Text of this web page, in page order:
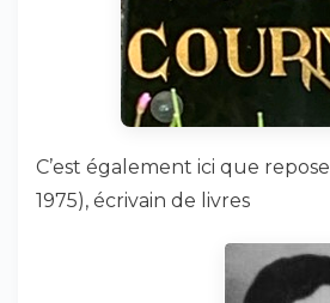
C’est également ici que repose
1975), écrivain de livres